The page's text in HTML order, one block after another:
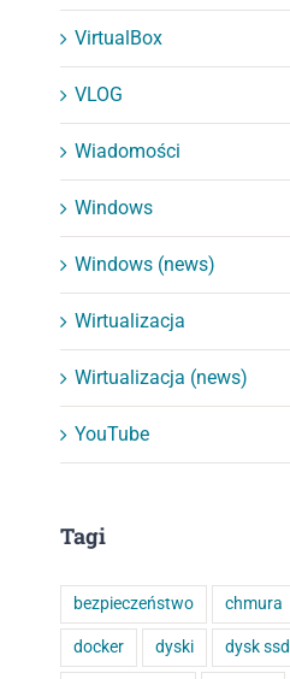
VirtualBox
VLOG
Wiadomości
Windows
Windows (news)
Wirtualizacja
Wirtualizacja (news)
YouTube
Tagi
bezpieczeństwo chmura
docker dyski dysk ssd